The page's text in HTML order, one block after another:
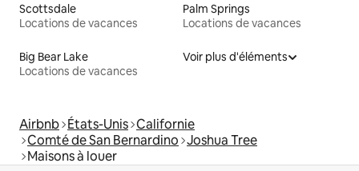
Scottsdale
Locations de vacances
Palm Springs
Locations de vacances
Big Bear Lake
Locations de vacances
Voir plus d'éléments
Airbnb États-Unis Californie
Comté de San Bernardino Joshua Tree
Maisons à louer